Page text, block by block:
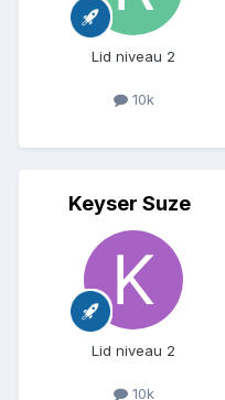
Lid niveau 2
10k
Keyser Suze
Lid niveau 2
10k